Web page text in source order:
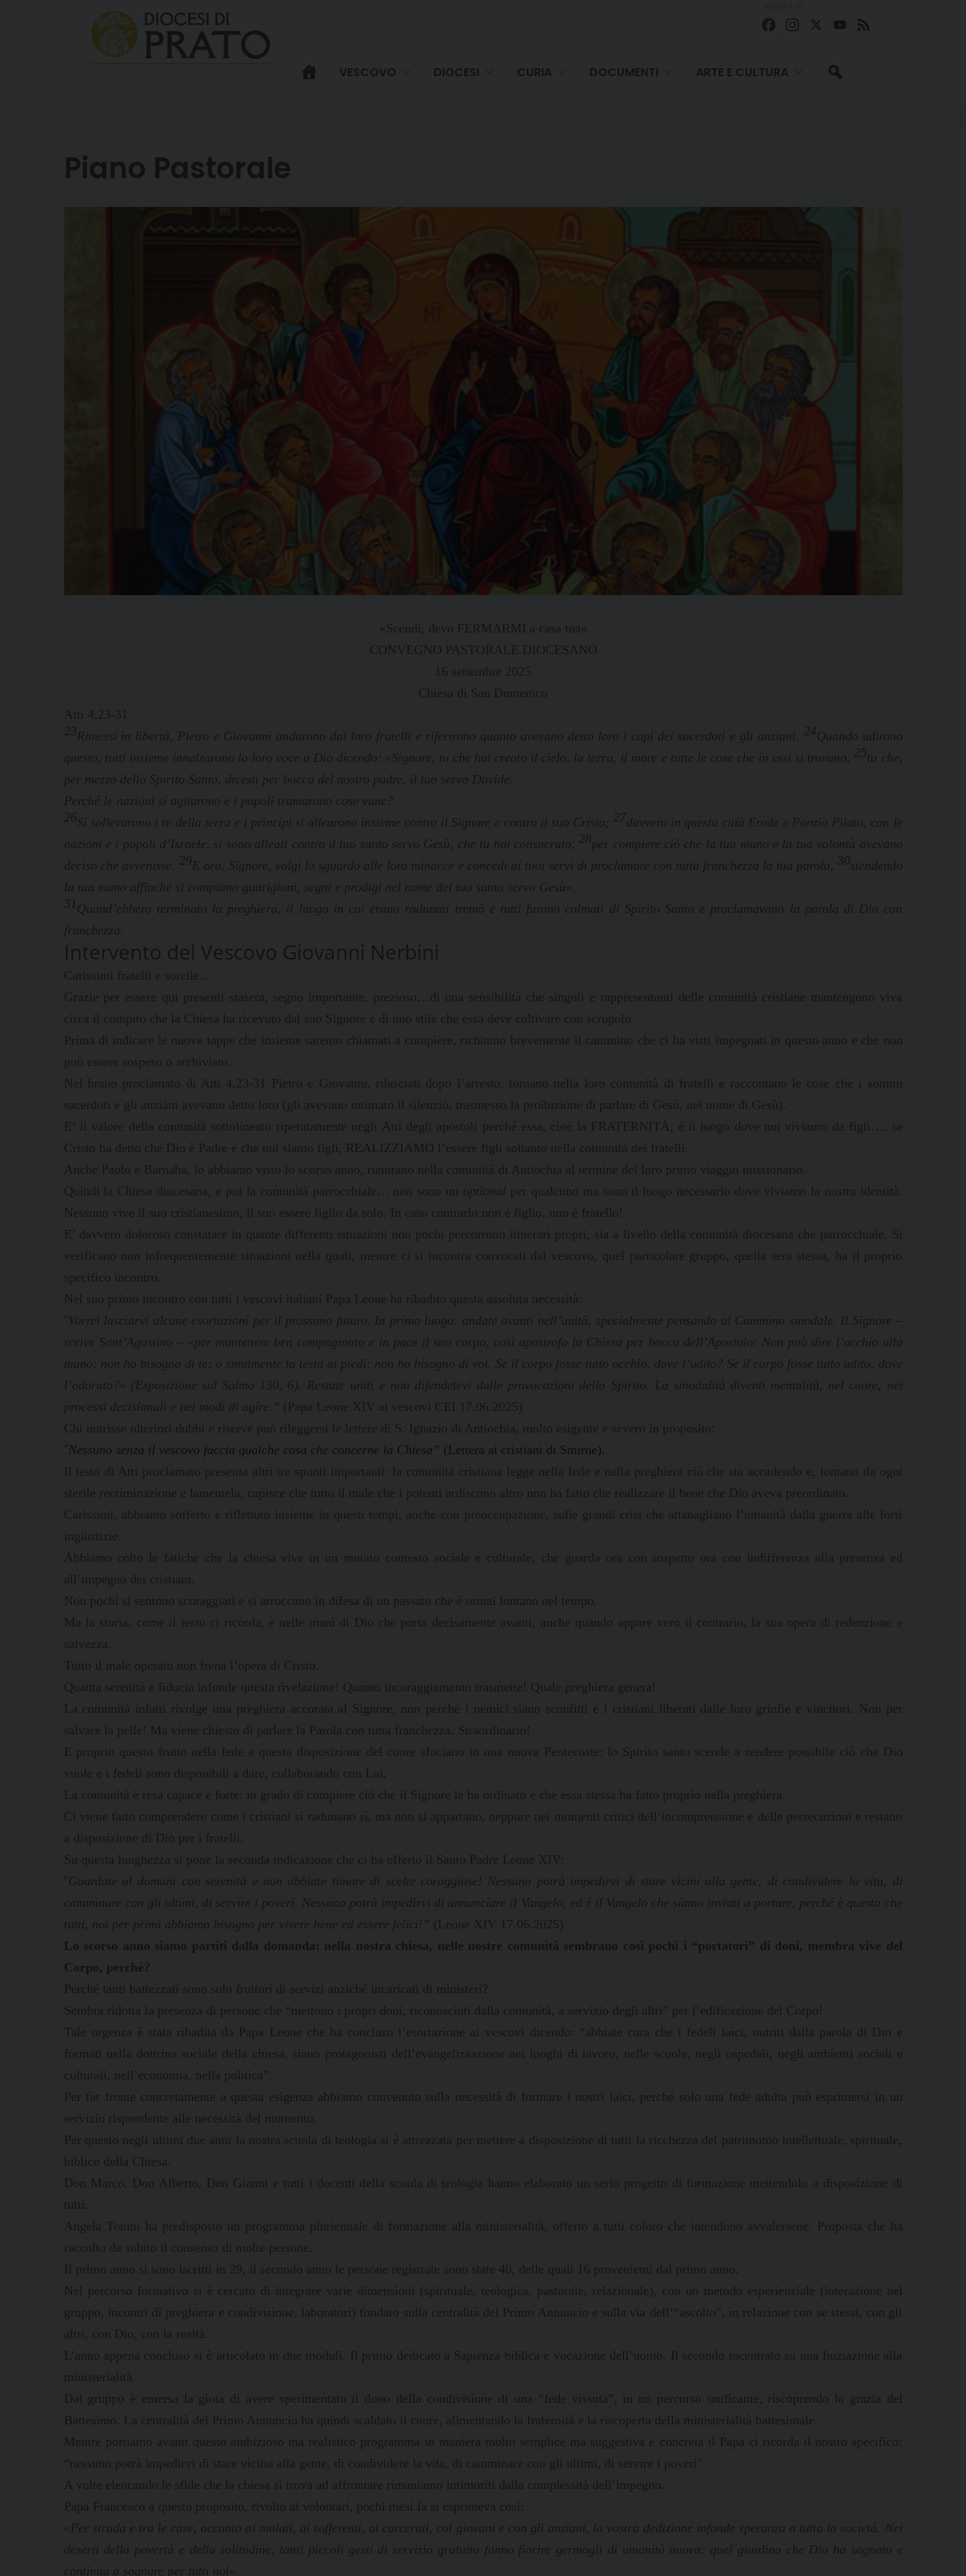
seguici su
FacebookInstagram YouTube
VESCOVO DIOCESI CURIA DOCUMENTI ARTE E CULTURA
Piano Pastorale
«Scendi, devo FERMARMI a casa tua»
CONVEGNO PASTORALE DIOCESANO
16 settembre 2025
Chiesa di San Domenico
Atti 4,23-31
23Rimessi in libertà, Pietro e Giovanni andarono dai loro fratelli e riferirono quanto avevano detto loro i capi dei sacerdoti e gli anziani. 24Quando udirono
questo, tutti insieme innalzarono la loro voce a Dio dicendo: «Signore, tu che hai creato il cielo, la terra, il mare e tutte le cose che in essi si trovano,
25tu che,
per mezzo dello Spirito Santo, dicesti per bocca del nostro padre, il tuo servo Davide:
Perché le nazioni si agitarono e i popoli tramarono cose vane?
26Si sollevarono i re della terra e i prìncipi si allearono insieme contro il Signore e contro il suo Cristo; 27davvero in questa città Erode e Ponzio Pilato, con le
nazioni e i popoli d’Israele, si sono alleati contro il tuo santo servo Gesù, che tu hai consacrato,
28per compiere ciò che la tua mano e la tua volontà avevano
deciso che avvenisse.
29E ora, Signore, volgi lo sguardo alle loro minacce e concedi ai tuoi servi di proclamare con tutta franchezza la tua parola, 30 stendendo
la tua mano affinché si compiano guarigioni, segni e prodigi nel nome del tuo santo servo Gesù».
31 Quand’ebbero terminato la preghiera, il luogo in cui erano radunati tremò e tutti furono colmati di Spirito Santo e proclamavano la parola di Dio con
franchezza.
Intervento del Vescovo Giovanni Nerbini
Carissimi fratelli e sorelle…
Grazie per essere qui presenti stasera, segno importante, prezioso…di una sensibilità che singoli e rappresentanti delle comunità cristiane mantengono viva
circa il compito che la Chiesa ha ricevuto dal suo Signore e di uno stile che essa deve coltivare con scrupolo
Prima di indicare le nuove tappe che insieme saremo chiamati a compiere, richiamo brevemente il cammino che ci ha visti impegnati in questo anno e che non
può essere sospeso o archiviato.
Nel brano proclamato di Atti 4,23-31 Pietro e Giovanni, rilasciati dopo l’arresto, tornano nella loro comunità di fratelli e raccontano le cose che i sommi
sacerdoti e gli anziani avevano detto loro (gli avevano intimato il silenzio, trasmesso la proibizione di parlare di Gesù, nel nome di Gesù).
E’ il valore della comunità sottolineato ripetutamente negli Atti degli apostoli perché essa, cioè la FRATERNITÀ, è il luogo dove noi viviamo da figli…. se
Cristo ha detto che Dio è Padre e che noi siamo figli, REALIZZIAMO l’essere figli soltanto nella comunità dei fratelli.
Anche Paolo e Barnaba, lo abbiamo visto lo scorso anno, rientrano nella comunità di Antiochia al termine del loro primo viaggio missionario.
Quindi la Chiesa diocesana, e poi la comunità parrocchiale… non sono un optional per qualcuno ma sono il luogo necessario dove viviamo la nostra identità.
Nessuno vive il suo cristianesimo, il suo essere figlio da solo. In caso contrario non è figlio, non è fratello!
E’ davvero doloroso constatare in quante differenti situazioni non pochi percorrono itinerari propri, sia a livello della comunità diocesana che parrocchiale. Si
verificano non infrequentemente situazioni nella quali, mentre ci si incontra convocati dal vescovo, quel particolare gruppo, quella sera stessa, ha il proprio
specifico incontro.
Nel suo primo incontro con tutti i vescovi italiani Papa Leone ha ribadito questa assoluta necessità:
Vorrei lasciarvi alcune esortazioni per il prossimo futuro. In primo luogo: andate avanti nell’unità, specialmente pensando al Cammino sinodale. Il Signore –
scrive Sant’Agostino – «per mantenere ben compaginato e in pace il suo corpo, così apostrofa la Chiesa per bocca dell’Apostolo: Non può dire l’occhio alla
mano: non ho bisogno di te; o similmente la testa ai piedi: non ho bisogno di voi. Se il corpo fosse tutto occhio, dove l’udito? Se il corpo fosse tutto udito, dove
l’odorato?» (Esposizione sul Salmo 130, 6). Restate uniti e non difendetevi dalle provocazioni dello Spirito. La sinodalità diventi mentalità, nel cuore, nei
processi decisionali e nei modi di agire.” (Papa Leone XIV ai vescovi CEI 17.06.2025)
Chi nutrisse ulteriori dubbi e riserve può rileggersi le lettere di S. Ignazio di Antiochia, molto esigente e severo in proposito:
Nessuno senza il vescovo faccia qualche cosa che concerne la Chiesa” (Lettera ai cristiani di Smirne).
Il testo di Atti proclamato presenta altri tre spunti importanti: la comunità cristiana legge nella fede e nella preghiera ciò che sta accadendo e, lontano da ogni
sterile recriminazione e lamentela, capisce che tutto il male che i potenti ardiscono altro non ha fatto che realizzare il bene che Dio aveva preordinato.
Carissimi, abbiamo sofferto e riflettuto insieme in questi tempi, anche con preoccupazione, sulle grandi crisi che attanagliano l’umanità dalla guerra alle forti
ingiustizie.
Abbiamo colto le fatiche che la chiesa vive in un mutato contesto sociale e culturale, che guarda ora con sospetto ora con indifferenza alla presenza ed
all’impegno dei cristiani.
Non pochi si sentono scoraggiati e si arroccano in difesa di un passato che è ormai lontano nel tempo.
Ma la storia, come il testo ci ricorda, è nelle mani di Dio che porta decisamente avanti, anche quando appare vero il contrario, la sua opera di redenzione e
salvezza.
Tutto il male operato non frena l’opera di Cristo.
Quanta serenità e fiducia infonde questa rivelazione! Quanto incoraggiamento trasmette! Quale preghiera genera!
La comunità infatti rivolge una preghiera accorata al Signore, non perché i nemici siano sconfitti e i cristiani liberati dalle loro grinfie e vincitori. Non per
salvare la pelle! Ma viene chiesto di parlare la Parola con tutta franchezza. Straordinario!
E proprio questo frutto nella fede e questa disposizione del cuore sfociano in una nuova Pentecoste: lo Spirito santo scende a rendere possibile ciò che Dio
vuole e i fedeli sono disponibili a dare, collaborando con Lui.
La comunità è resa capace e forte: in grado di compiere ciò che il Signore le ha ordinato e che essa stessa ha fatto proprio nella preghiera.
Ci viene fatto comprendere come i cristiani si radunano sì, ma non si appartano, neppure nei momenti critici dell’incomprensione e delle persecuzioni e restano
a disposizione di Dio per i fratelli.
Su questa lunghezza si pone la seconda indicazione che ci ha offerto il Santo Padre Leone XIV:
Guardate al domani con serenità e non abbiate timore di scelte coraggiose! Nessuno potrà impedirvi di stare vicini alla gente, di condividere la vita, di
camminare con gli ultimi, di servire i poveri. Nessuno potrà impedirvi di annunciare il Vangelo, ed è il Vangelo che siamo inviati a portare, perché è questo che
tutti, noi per primi abbiamo bisogno per vivere bene ed essere felici!” (Leone XIV 17.06.2025)
Lo scorso anno siamo partiti dalla domanda: nella nostra chiesa, nelle nostre comunità sembrano così pochi i “portatori” di doni, membra vive del
Corpo, perché?
Perché tanti battezzati sono solo fruitori di servizi anziché incaricati di ministeri?
Sembra ridotta la presenza di persone che “mettono i propri doni, riconosciuti dalla comunità, a servizio degli altri” per l’edificazione del Corpo!
Tale urgenza è stata ribadita da Papa Leone che ha concluso l’esortazione ai vescovi dicendo: “abbiate cura che i fedeli laici, nutriti dalla parola di Dio e
formati nella dottrina sociale della chiesa, siano protagonisti dell’evangelizzazione nei luoghi di lavoro, nelle scuole, negli ospedali, negli ambienti sociali e
culturali, nell’economia, nella politica”.
Per far fronte concretamente a questa esigenza abbiamo convenuto sulla necessità di formare i nostri laici, perché solo una fede adulta può esprimersi in un
servizio rispondente alle necessità del momento.
Per questo negli ultimi due anni la nostra scuola di teologia si è attrezzata per mettere a disposizione di tutti la ricchezza del patrimonio intellettuale, spirituale,
biblico della Chiesa.
Don Marco, Don Alberto, Don Gianni e tutti i docenti della scuola di teologia hanno elaborato un serio progetto di formazione mettendolo a disposizione di
tutti.
Angela Tonini ha predisposto un programma pluriennale di formazione alla ministerialità, offerto a tutti coloro che intendono avvalersene. Proposta che ha
raccolto da subito il consenso di molte persone.
Il primo anno si sono iscritti in 29, il secondo anno le persone registrate sono state 40, delle quali 16 provenienti dal primo anno.
Nel percorso formativo si è cercato di integrare varie dimensioni (spirituale, teologica, pastorale, relazionale), con un metodo esperienziale (interazione nel
gruppo, incontri di preghiera e condivisione, laboratori) fondato sulla centralità del Primo Annuncio e sulla via dell’“ascolto”, in relazione con se stessi, con gli
altri, con Dio, con la realtà.
L’anno appena concluso si è articolato in due moduli. Il primo dedicato a Sapienza biblica e vocazione dell’uomo. Il secondo incentrato su una Iniziazione alla
ministerialità.
Dal gruppo è emersa la gioia di avere sperimentato il dono della condivisione di una “fede vissuta”, in un percorso unificante, riscoprendo la grazia del
Battesimo. La centralità del Primo Annuncio ha quindi scaldato il cuore, alimentando la fraternità e la riscoperta della ministerialità battesimale.
Mentre portiamo avanti questo ambizioso ma realistico programma in maniera molto semplice ma suggestiva e concreta il Papa ci ricorda il nostro specifico:
“nessuno potrà impedirvi di stare vicino alla gente, di condividere la vita, di camminare con gli ultimi, di servire i poveri”
A volte elencando le sfide che la chiesa si trova ad affrontare rimaniamo intimoriti dalla complessità dell’impegno.
Papa Francesco a questo proposito, rivolto ai volontari, pochi mesi fa si esprimeva così:
«Per strada e tra le case, accanto ai malati, ai sofferenti, ai carcerati, coi giovani e con gli anziani, la vostra dedizione infonde speranza a tutta la società. Nei
deserti della povertà e della solitudine, tanti piccoli gesti di servizio gratuito fanno fiorire germogli di umanità nuova: quel giardino che Dio ha sognato e
continua a sognare per tutti noi».